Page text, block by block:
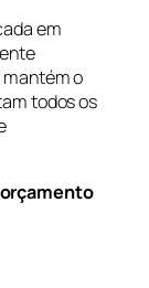
em
o
todos os